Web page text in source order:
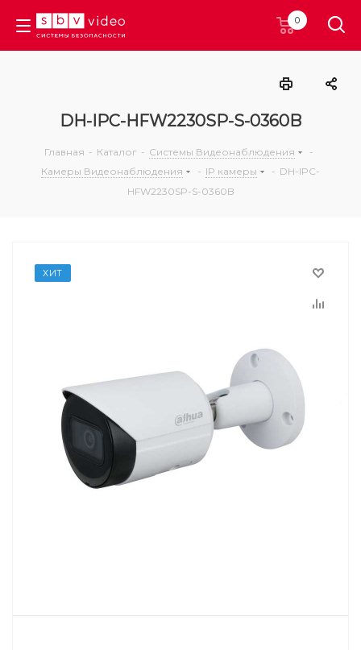
0
DH-IPC-HFW2230SP-S-0360B
Главная - Каталог - Системы Видеонаблюдения
-
Камеры Видеонаблюдения
- IP камеры - DH-IPC-
HFW2230SP-S-0360B
ХИТ